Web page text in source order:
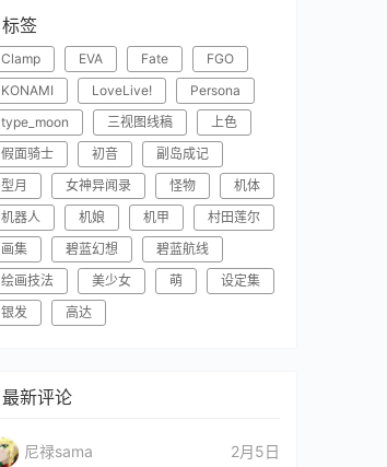
标签
Clamp EVA Fate
FGO
KONAMI
LoveLive!
Persona
type_moon
三视图线稿
上色
假面骑士
初音
副岛成记
型月
女神异闻录 怪物
机体
机器人
机娘 机甲
村田莲尔
画集
碧蓝幻想
碧蓝航线
绘画技法
美少女 萌
设定集
银发
高达
最新评论
尼禄sama 2月5日